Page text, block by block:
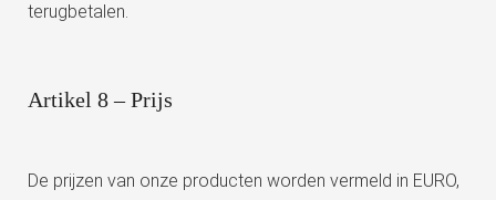
terugbetalen.
Artikel 8 – Prijs
De prijzen van onze producten worden vermeld in EURO,